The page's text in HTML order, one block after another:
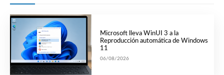
Microsoft lleva WinUI 3 a la
Reproducción automática de Windows
11
06/08/2026